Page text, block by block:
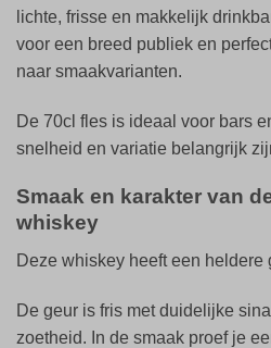
lichte, frisse en makkelijk
voor een breed publiek en
naar smaakvarianten.
De 70cl fles is ideaal voor bars
snelheid en variatie belangrijk
Smaak en karakter van
whiskey
Deze whiskey heeft een heldere
De geur is fris met duidelijke
zoetheid. In de smaak proef je